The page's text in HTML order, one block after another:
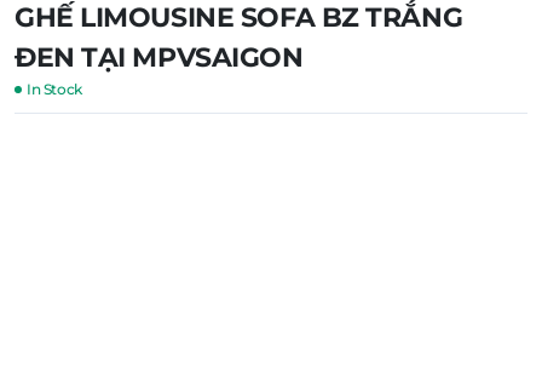
GHẾ LIMOUSINE SOFA BZ TRẮNG
ĐEN TẠI MPVSAIGON
In Stock